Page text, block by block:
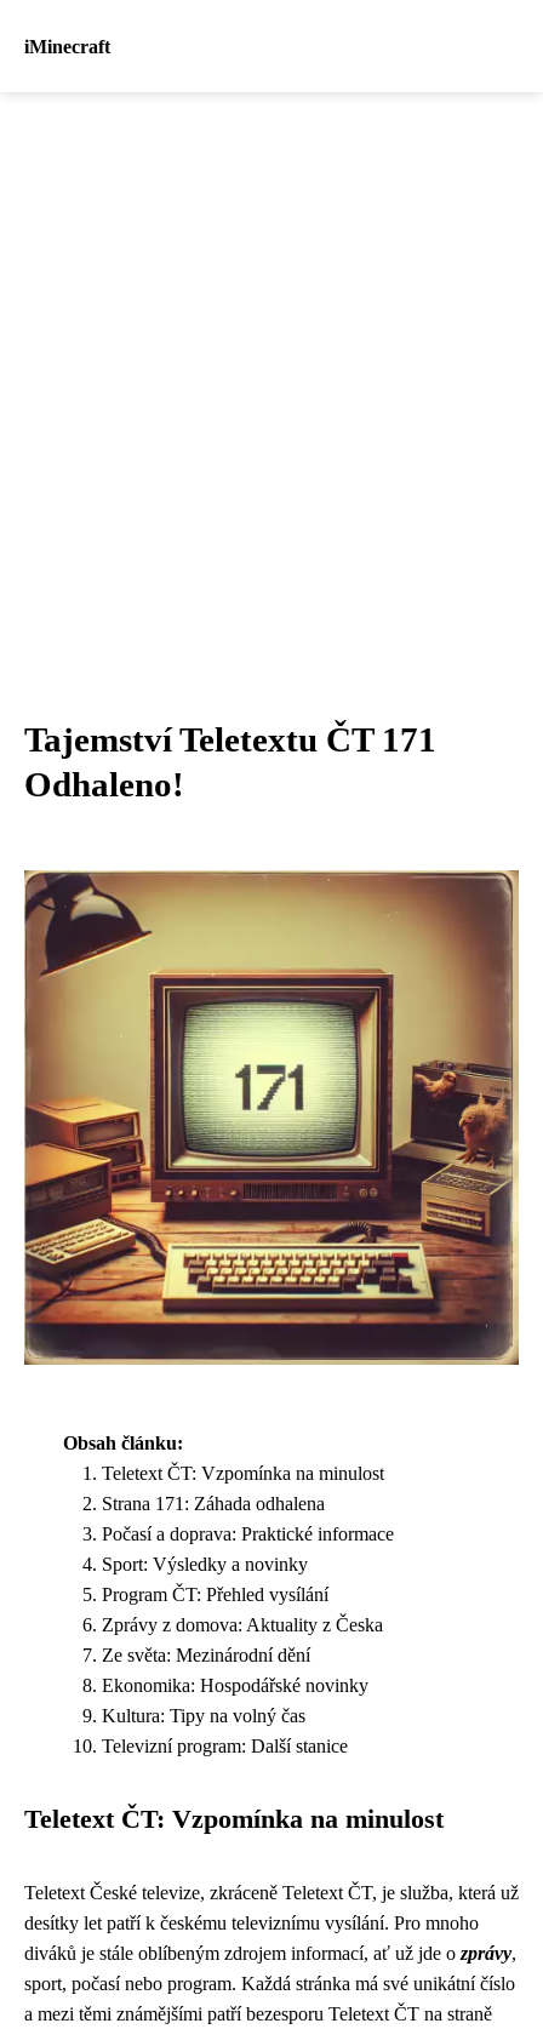
iMinecraft
Tajemství Teletextu ČT 171
Odhaleno!
Obsah článku:
Teletext ČT: Vzpomínka na minulost
Strana 171: Záhada odhalena
Počasí a doprava: Praktické informace
Sport: Výsledky a novinky
Program ČT: Přehled vysílání
Zprávy z domova: Aktuality z Česka
Ze světa: Mezinárodní dění
Ekonomika: Hospodářské novinky
Kultura: Tipy na volný čas
Televizní program: Další stanice
Teletext ČT: Vzpomínka na minulost
Teletext České televize, zkráceně Teletext ČT, je služba, která už
desítky let patří k českému televiznímu vysílání. Pro mnoho
diváků je stále oblíbeným zdrojem informací, ať už jde o zprávy,
sport, počasí nebo program. Každá stránka má své unikátní číslo
a mezi těmi známějšími patří bezesporu Teletext ČT na straně